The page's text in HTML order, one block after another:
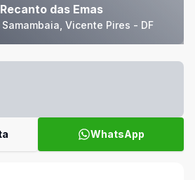
das Emas
Vicente Pires - DF
WhatsApp